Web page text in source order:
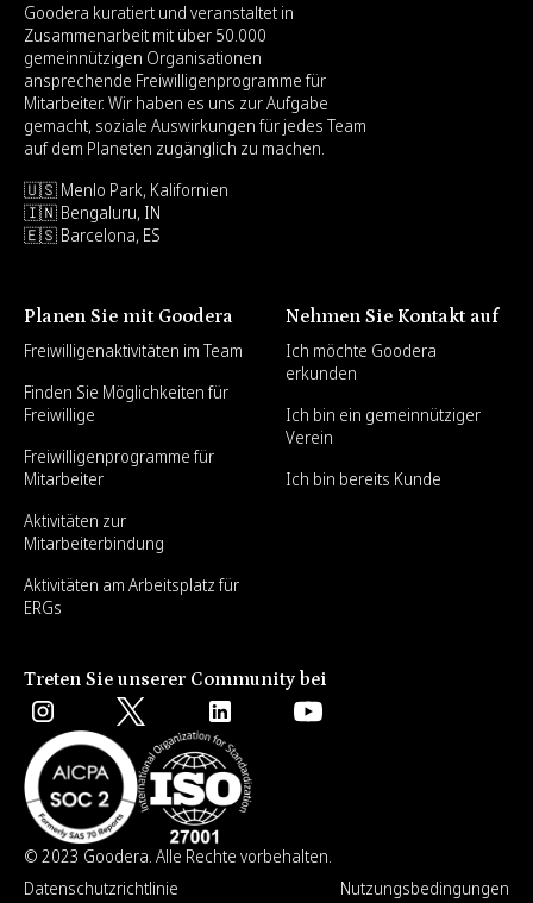
Goodera kuratiert und veranstaltet in
Zusammenarbeit mit über 50.000
gemeinnützigen Organisationen
ansprechende Freiwilligenprogramme für
Mitarbeiter. Wir haben es uns zur Aufgabe
gemacht, soziale Auswirkungen für jedes Team
auf dem Planeten zugänglich zu machen.
🇺🇸 Menlo Park, Kalifornien
🇮🇳 Bengaluru, IN
🇪🇸 Barcelona, ES
Planen Sie mit Goodera
Freiwilligenaktivitäten im Team
Finden Sie Möglichkeiten für
Freiwillige
Freiwilligenprogramme für
Mitarbeiter
Aktivitäten zur
Mitarbeiterbindung
Aktivitäten am Arbeitsplatz für
ERGs
Nehmen Sie Kontakt auf
Ich möchte Goodera
erkunden
Ich bin ein gemeinnütziger
Verein
Ich bin bereits Kunde
Treten Sie unserer Community bei
© 2023 Goodera. Alle Rechte vorbehalten.
Datenschutzrichtlinie
Nutzungsbedingungen